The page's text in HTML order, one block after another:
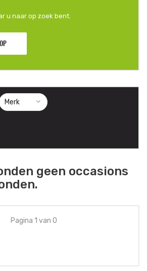
u naar op zoek bent.
geen occasions
Pagina 1 van 0